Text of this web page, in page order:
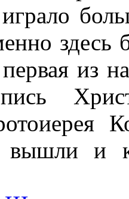
здесь
из
вышли и